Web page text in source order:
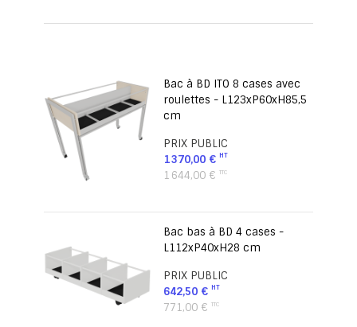
Bac à BD ITO 8 cases avec
roulettes - L123xP60xH85,5
cm
PRIX PUBLIC
1 370,00 €
1 644,00 €
Bac bas à BD 4 cases -
L112xP40xH28 cm
PRIX PUBLIC
642,50 €
771,00 €